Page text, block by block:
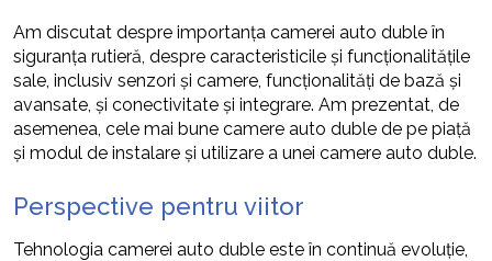
Am discutat despre importanța camerei auto duble în
siguranța rutieră, despre caracteristicile și funcționalitățile
sale, inclusiv senzori și camere, funcționalități de bază și
avansate, și conectivitate și integrare. Am prezentat, de
asemenea, cele mai bune camere auto duble de pe piață
și modul de instalare și utilizare a unei camere auto duble.
Perspective pentru viitor
Tehnologia camerei auto duble este în continuă evoluție,